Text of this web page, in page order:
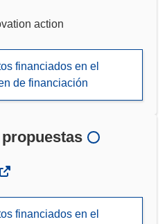
action
financiados en el
de financiación
financiados en el